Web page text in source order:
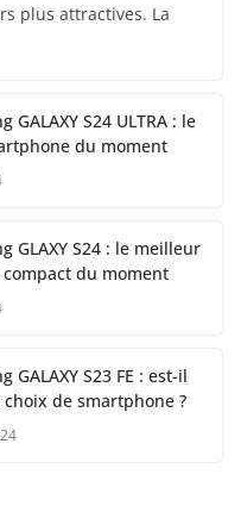
plus attractives. La
GALAXY S24 ULTRA : le
du moment
GLAXY S24 : le meilleur
du moment
GALAXY S23 FE : est-il
de smartphone ?